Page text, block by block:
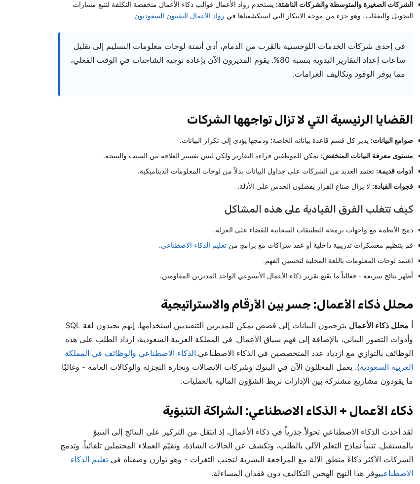
الشركات الصغيرة والمتوسطة والشركات الناشئة: يستخدم رواد الأعمال قوالب ذكاء الأعمال منخفضة التكلفة لتتبع مسارات
التحويل والنفقات، وهو جزء من موجة الابتكار التي استكشفناها في رواد الأعمال التقنيون السعوديون.
في إحدى شركات الخدمات اللوجستية بالقرب من الدمام، أدى أتمتة لوحات معلومات التسليم إلى تقليل
ساعات إعداد التقارير اليدوية بنسبة 80%. يقوم المديرون الآن بإعادة توجيه الشاحنات في الوقت الفعلي،
مما يوفر الوقود وتكاليف الغرامات.
القضايا الرئيسية التي لا تزال تواجهها الشركات
صوامع البيانات: يدير كل قسم قاعدة بياناته الخاصة؛ ودمجها يؤدي إلى تكرار البيانات.
مستوى معرفة البيانات المنخفض: يمكن للموظفين قراءة التقارير ولكن ليس تفسير العلاقة بين السبب والنتيجة.
أدوات قديمة: تعتمد العديد من الشركات على جداول البيانات بدلاً من لوحات المعلومات الديناميكية.
فجوات القيادة: لا يزال صناع القرار يفضلون الحدس على الأدلة.
كيف تتغلب الفرق القيادية على هذه المشاكل
دمج الأنظمة مع واجهات برمجة التطبيقات السحابية للقضاء على العزلة.
قم بتنظيم معسكرات تدريبية داخلية أو عقد شراكات مع برامج منتعليم الذكاء الاصطناعي.
اعتمد لوحات المعلومات باللغة المحلية لتحسين الفهم.
أظهر نتائج سريعة - فغالباً ما يقنع تقرير ذكاء الأعمال الأسبوعي الواحد المديرين المقاومين.
محلل ذكاء الأعمال: جسر بين الأرقام والاستراتيجية
أ محلل ذكاء الأعمال
يترجمون البيانات إلى قصص يمكن للمديرين التنفيذيين استخدامها. إنهم يجيدون لغة SQL
وأدوات التصور البياني، بالإضافة إلى فهم سياق الأعمال. في المملكة العربية السعودية، ازداد الطلب على هذه
الوظائف بالتوازي مع ازدياد عدد المتخصصين في الذكاء الاصطناعي.الذكاء الاصطناعي والوظائف في المملكة
العربية السعودية). يعمل المحللون الآن في البنوك وشركات الاتصالات وتجارة التجزئة والوكالات العامة - وغالبًا
ما يقودون مشاريع مشتركة بين الإدارات تربط الشؤون المالية بالعمليات.
ذكاء الأعمال + الذكاء الاصطناعي: الشراكة التنبؤية
لقد أحدث الذكاء الاصطناعي تحولاً جذرياً في ذكاء الأعمال، إذ انتقل من التركيز على النتائج إلى التنبؤ
بالمستقبل. تتنبأ نماذج التعلم الآلي بالطلب، وتكشف عن الحالات الشاذة، وتقيّم العملاء المحتملين تلقائياً. وتدمج
الشركات الأكثر ذكاءً منطق الآلة مع المراجعة البشرية لتجنب الثغرات - وهو توازن وصفناه فيتعليم الذكاء
الاصطناعييوفر هذا النهج الهجين التكاليف دون فقدان المساءلة.